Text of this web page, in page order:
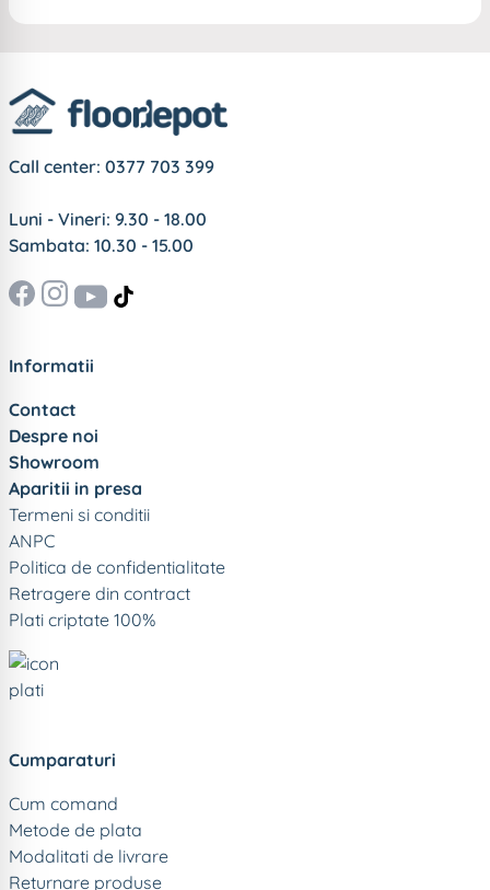
Call center: 0377 703 399
Luni - Vineri: 9.30 - 18.00
Sambata: 10.30 - 15.00
Informatii
Contact
Despre noi
Showroom
Aparitii in presa
Termeni si conditii
ANPC
Politica de confidentialitate
Retragere din contract
Plati criptate 100%
Cumparaturi
Cum comand
Metode de plata
Modalitati de livrare
Returnare produse